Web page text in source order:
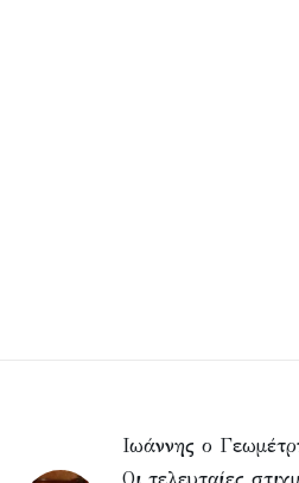
Ιωάννης ο